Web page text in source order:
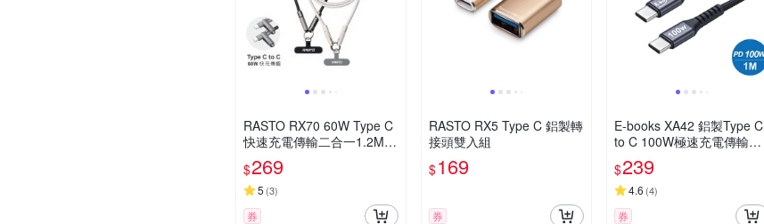
RASTO RX70 60W Type C
快速充電傳輸二合一1.2M手
機掛繩 (2色可選)
$269
5 (3)
券
RASTO RX5 Type C 鋁製轉
接頭雙入組
$169
券
E-books XA42 鋁製Type C
to C 100W極速充電傳輸線-
1M
$239
4.6 (4)
券